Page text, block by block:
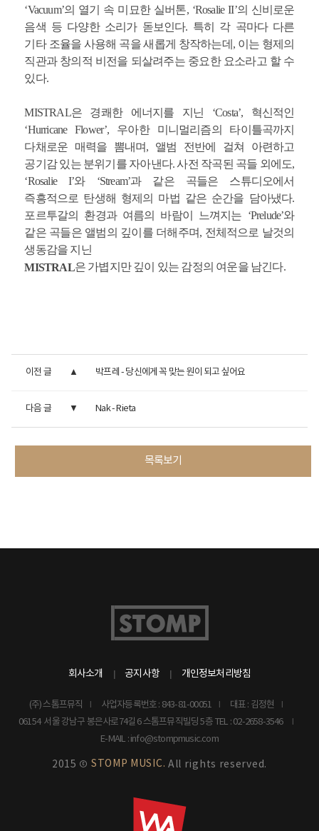
‘Vacuum’의 열기 속 미묘한 실버톤, ‘Rosalie II’의 신비로운
음색 등 다양한 소리가 돋보인다. 특히 각 곡마다 다른
기타 조율을 사용해 곡을 새롭게 창작하는데, 이는 형제의
직관과 창의적 비전을 되살려주는 중요한 요소라고 할 수
있다.
MISTRAL은 경쾌한 에너지를 지닌 ‘Costa’, 혁신적인
‘Hurricane Flower’, 우아한 미니멀리즘의 타이틀곡까지
다채로운 매력을 뽐내며, 앨범 전반에 걸쳐 아련하고
공기감 있는 분위기를 자아낸다. 사전 작곡된 곡들 외에도,
‘Rosalie I’와 ‘Stream’과 같은 곡들은 스튜디오에서
즉흥적으로 탄생해 형제의 마법 같은 순간을 담아냈다.
포르투갈의 환경과 여름의 바람이 느껴지는 ‘Prelude’와
같은 곡들은 앨범의 깊이를 더해주며, 전체적으로 날것의
생동감을 지닌
MISTRAL은 가볍지만 깊이 있는 감정의 여운을 남긴다.
이전 글 박프레 - 당신에게 꼭 맞는 원이 되고 싶어요
다음 글 Nak - Rieta
목록보기
회사소개 공지사항 개인정보처리방침
(주) 스톰프뮤직 사업자등록번호 : 843-81-00051
대표 : 김정현
06154 서울 강남구 봉은사로74길 6 스톰프뮤직빌딩 5층 TEL : 02-2658-3546
E-MAIL : info@stompmusic.com
2015 © STOMP MUSIC. All rights reserved.